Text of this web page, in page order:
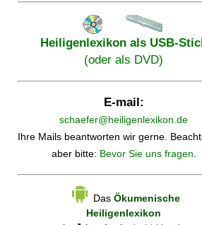
Heiligenlexikon als USB-
(oder als DVD)
E-mail:
schaefer@heiligenlexikon.de
Ihre Mails beantworten wir gerne.
aber bitte: Bevor Sie uns fragen.
Das Ökumenische
Heiligenlexikon